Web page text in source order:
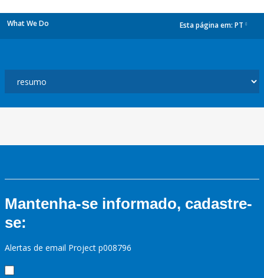
What We Do Esta página em: PT
Mantenha-se informado, cadastre-
se:
Alertas de email Project p008796